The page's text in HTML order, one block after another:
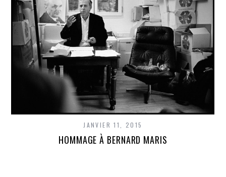
JANVIER 11, 2015
HOMMAGE À BERNARD MARIS